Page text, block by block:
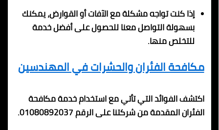
إذا كنت تواجه مشكلة مع الآفات أو القوارض، يمكنك
بسهولة التواصل معنا للحصول على أفضل خدمة
للتخلص منها.
مكافحة الفئران والحشرات في المهندسين
اكتشف الفوائد التي تأتي مع استخدام خدمة مكافحة
الفئران المقدمة من شركتنا على الرقم 01080892037.